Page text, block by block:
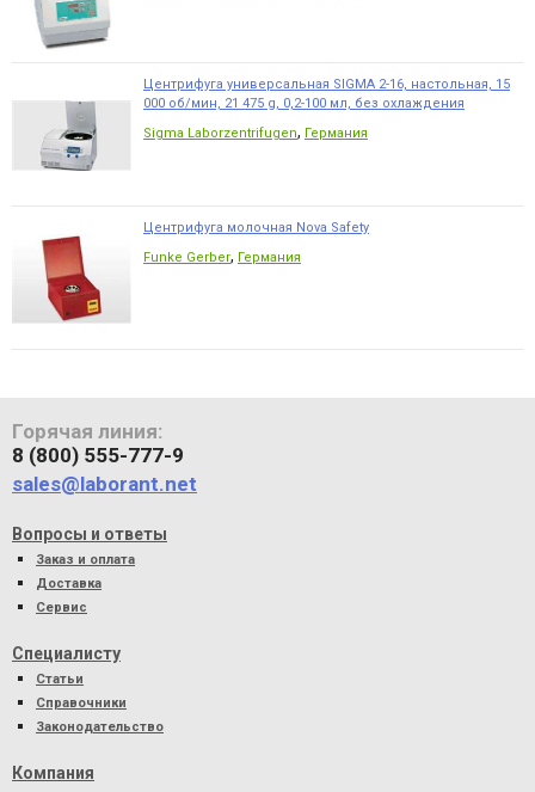
Центрифуга универсальная SIGMA 2-16, настольная, 15
000 об/мин, 21 475 g, 0,2-100 мл, без охлаждения
Sigma Laborzentrifugen, Германия
Центрифуга молочная Nova Safety
Funke Gerber, Германия
Горячая линия:
8 (800) 555-777-9
sales@laborant.net
Вопросы и ответы
Заказ и оплата
Доставка
Сервис
Специалисту
Статьи
Справочники
Законодательство
Компания